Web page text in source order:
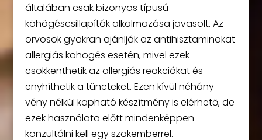
általában csak bizonyos típusú
köhögéscsillapítók alkalmazása javasolt. Az
orvosok gyakran ajánlják az antihisztaminokat
allergiás köhögés esetén, mivel ezek
csökkenthetik az allergiás reakciókat és
enyhíthetik a tüneteket. Ezen kívül néhány
vény nélkül kapható készítmény is elérhető, de
ezek használata előtt mindenképpen
konzultálni kell egy szakemberrel.